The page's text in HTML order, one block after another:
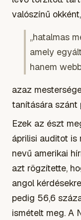
valószínű
„hatalmas
amely
hanem
azaz
tanítására szánt
Ezek az észt
áprilisi auditot is
nevű amerikai
azt rögzítette,
angol
pedig 56,6
ismételt meg. A